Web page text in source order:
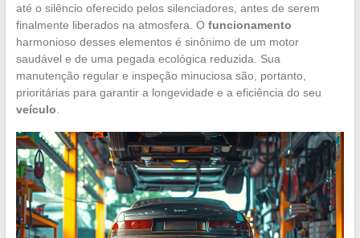
até o silêncio oferecido pelos silenciadores, antes de serem
finalmente liberados na atmosfera. O funcionamento
harmonioso desses elementos é sinônimo de um motor
saudável e de uma pegada ecológica reduzida. Sua
manutenção regular e inspeção minuciosa são, portanto,
prioritárias para garantir a longevidade e a eficiência do seu
veículo